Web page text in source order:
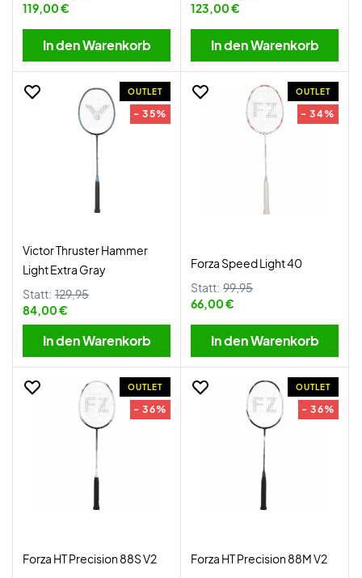
119,00 €
In den Warenkorb
123,00 €
In den Warenkorb
OUTLET
- 35%
Victor Thruster Hammer
Light Extra Gray
Statt: 129,95
84,00 €
In den Warenkorb
OUTLET
- 34%
Forza Speed Light 40
Statt: 99,95
66,00 €
In den Warenkorb
OUTLET
- 36%
Forza HT Precision 88S V2
OUTLET
- 36%
Forza HT Precision 88M V2